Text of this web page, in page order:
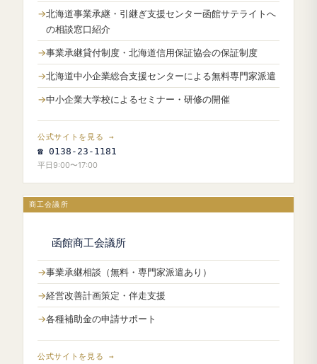
北海道事業承継・引継ぎ支援センター函館サテライトへ
の相談窓口紹介
事業承継貸付制度・北海道信用保証協会の保証制度
北海道中小企業総合支援センターによる無料専門家派遣
中小企業大学校によるセミナー・研修の開催
公式サイトを見る →
☎ 0138-23-1181
平日9:00〜17:00
商工会議所
函館商工会議所
事業承継相談（無料・専門家派遣あり）
経営改善計画策定・伴走支援
各種補助金の申請サポート
公式サイトを見る →